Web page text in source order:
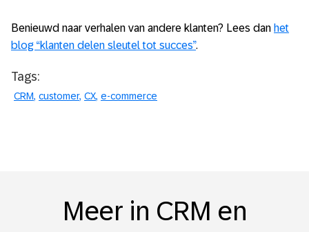
Benieuwd naar verhalen van andere klanten? Lees dan het
blog “klanten delen sleutel tot succes”.
Tags:
CRM customer CX e-commerce
Meer in CRM en